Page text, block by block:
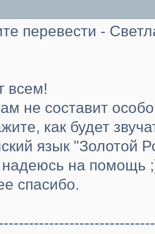
перевести -
всем!
не составит
как будет
язык "Золотой
на помощь
спасибо.